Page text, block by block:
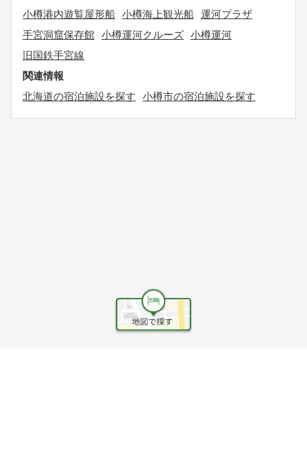
小樽港内遊覧屋形船 小樽海上観光船 運河プラザ
手宮洞窟保存館 小樽運河クルーズ 小樽運河
旧国鉄手宮線
関連情報
北海道の宿泊施設を探す
小樽市の宿泊施設を探す